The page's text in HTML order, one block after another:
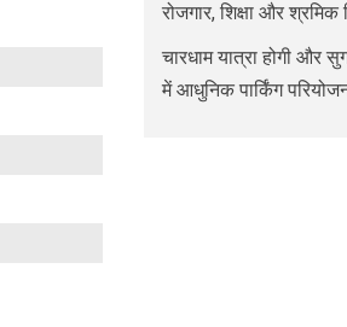
रोजगार, शिक्षा और श्रमिक
चारधाम यात्रा होगी और
में आधुनिक पार्किंग